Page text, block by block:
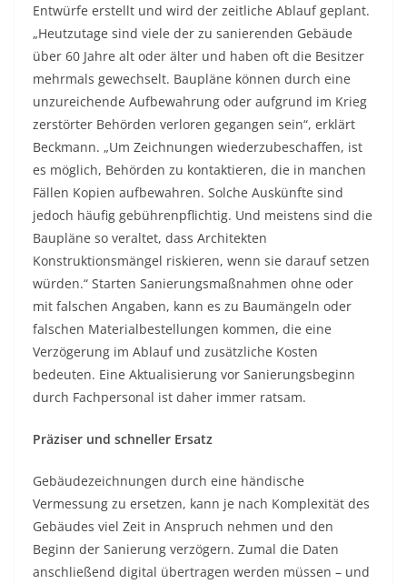
Entwürfe erstellt und wird der zeitliche Ablauf geplant.
„Heutzutage sind viele der zu sanierenden Gebäude
über 60 Jahre alt oder älter und haben oft die Besitzer
mehrmals gewechselt. Baupläne können durch eine
unzureichende Aufbewahrung oder aufgrund im Krieg
zerstörter Behörden verloren gegangen sein“, erklärt
Beckmann. „Um Zeichnungen wiederzubeschaffen, ist
es möglich, Behörden zu kontaktieren, die in manchen
Fällen Kopien aufbewahren. Solche Auskünfte sind
jedoch häufig gebührenpflichtig. Und meistens sind die
Baupläne so veraltet, dass Architekten
Konstruktionsmängel riskieren, wenn sie darauf setzen
würden.“ Starten Sanierungsmaßnahmen ohne oder
mit falschen Angaben, kann es zu Baumängeln oder
falschen Materialbestellungen kommen, die eine
Verzögerung im Ablauf und zusätzliche Kosten
bedeuten. Eine Aktualisierung vor Sanierungsbeginn
durch Fachpersonal ist daher immer ratsam.
Präziser und schneller Ersatz
Gebäudezeichnungen durch eine händische
Vermessung zu ersetzen, kann je nach Komplexität des
Gebäudes viel Zeit in Anspruch nehmen und den
Beginn der Sanierung verzögern. Zumal die Daten
anschließend digital übertragen werden müssen – und